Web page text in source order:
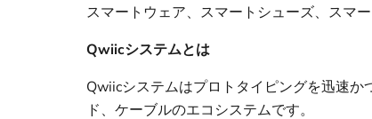
スマートウェア、スマートシューズ、スマ
Qwiicシステムとは
Qwiicシステムはプロトタイピングを迅速か
ド、ケーブルのエコシステムです。